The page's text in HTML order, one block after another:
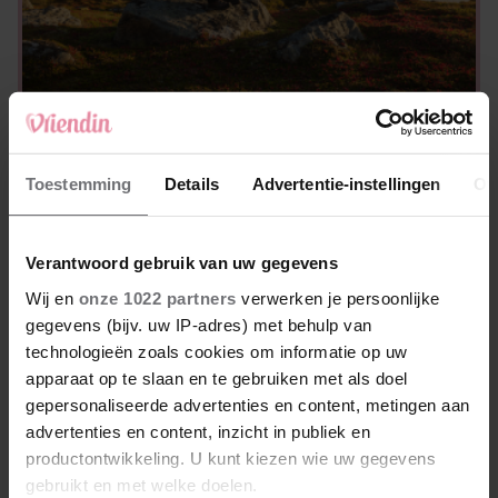
Toestemming Details Advertentie-instellingen
Verantwoord gebruik van uw gegevens
Wij en onze 1022 partners verwerken je persoonlijke
gegevens (bijv. uw IP-adres) met behulp van
technologieën zoals cookies om informatie op uw
apparaat op te slaan en te gebruiken met als doel
gepersonaliseerde advertenties en content, metingen aan
advertenties en content, inzicht in publiek en
productontwikkeling. U kunt kiezen wie uw gegevens
gebruikt en met welke doelen.
Deze 5 sterrenbeelden gaan de komende
herfst een groot avontuur tegemoet